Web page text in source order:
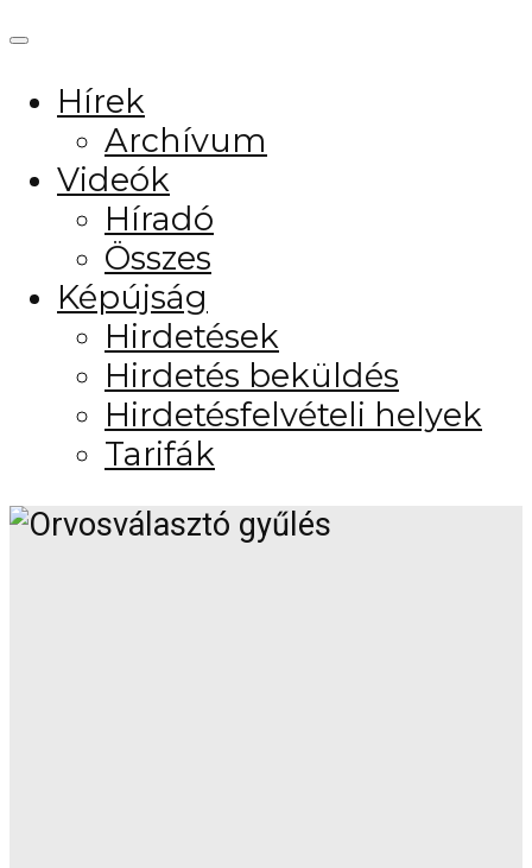
Hírek
Archívum
Videók
Híradó
Összes
Képújság
Hirdetések
Hirdetés beküldés
Hirdetésfelvételi helyek
Tarifák